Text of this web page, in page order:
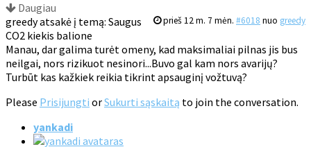
Daugiau
prieš 12 m. 7 mėn. #6018 nuo greedy
greedy atsakė į temą: Saugus
CO2 kiekis balione
Manau, dar galima turėt omeny, kad maksimaliai pilnas jis bus
neilgai, nors rizikuot nesinori...Buvo gal kam nors avarijų?
Turbūt kas kažkiek reikia tikrint apsauginį vožtuvą?
Please Prisijungti orSukurti sąskaitą to join the conversation.
yankadi